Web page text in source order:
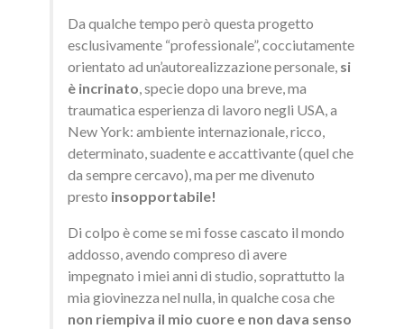
Da qualche tempo però questa progetto
esclusivamente “professionale”, cocciutamente
orientato ad un’autorealizzazione personale, si
è incrinato, specie dopo una breve, ma
traumatica esperienza di lavoro negli USA, a
New York: ambiente internazionale, ricco,
determinato, suadente e accattivante (quel che
da sempre cercavo), ma per me divenuto
presto insopportabile!
Di colpo è come se mi fosse cascato il mondo
addosso, avendo compreso di avere
impegnato i miei anni di studio, soprattutto la
mia giovinezza nel nulla, in qualche cosa che
non riempiva il mio cuore e non dava senso